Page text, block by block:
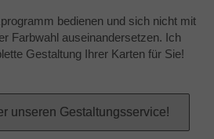
bedienen und sich nicht mit
Farbwahl auseinandersetzen. Ich
Gestaltung Ihrer Karten für Sie!
unseren Gestaltungsservice!